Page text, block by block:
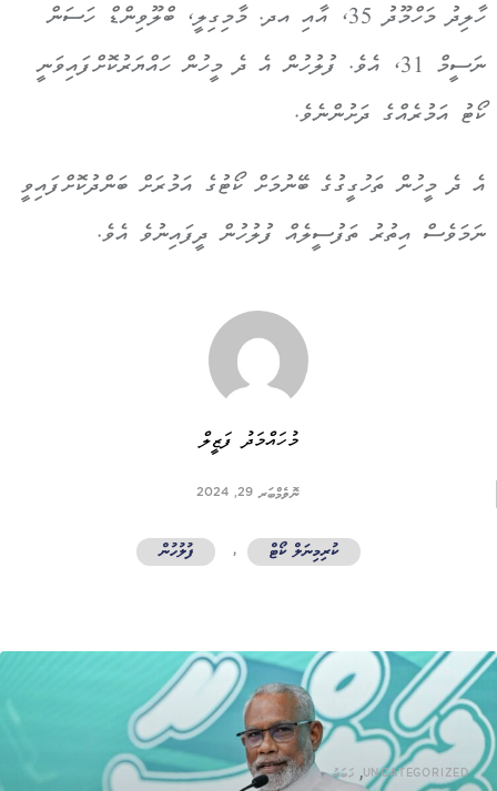
ހާލިދު މަހްމޫދު 35، އާއި އދ. މާމިގިލީ، ބްލޫވިންޑް ހަސަން
ނަސީމް 31، އެވެ. ފުލުހުން އެ ދެ މީހުން ހައްޔަރުކޮށްފައިވަނީ
ކޯޓު އަމުރެއްގެ ދަށުންނެވެ.
އެ ދެ މީހުން ތަހުގީގުގެ ބޭނުމަށް ކޯޓުގެ އަމުރަށް ބަންދުކޮށްފައިވީ
ނަމަވެސް އިތުރު ތަފުސީލެއް ފުލުހުން ދީފައިނުވެ އެވެ.
މުހައްމަދު ފަޒީލް
ނޮވެމްބަރ 29, 2024
ކުރިމިނަލް ކޯޓް , ފުލުހުން
UNCATEGORIZED
,ޚަބަރު